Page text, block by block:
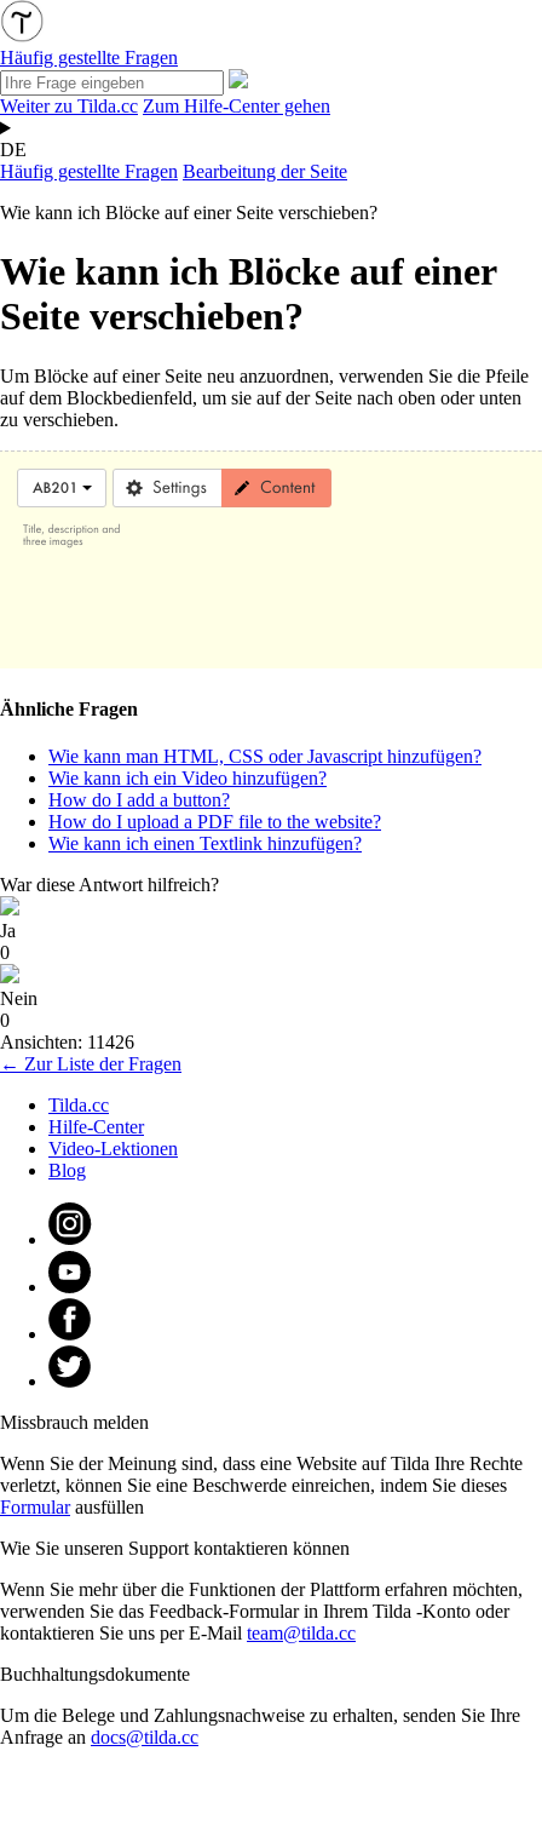
Häufig gestellte Fragen
Weiter zu Tilda.cc Zum Hilfe-Center gehen
DE
Häufig gestellte Fragen Bearbeitung der Seite
Wie kann ich Blöcke auf einer Seite verschieben?
Wie kann ich Blöcke auf einer
Seite verschieben?
Um Blöcke auf einer Seite neu anzuordnen, verwenden Sie die Pfeile
auf dem Blockbedienfeld, um sie auf der Seite nach oben oder unten
zu verschieben.
Ähnliche Fragen
Wie kann man HTML, CSS oder Javascript hinzufügen?
Wie kann ich ein Video hinzufügen?
How do I add a button?
How do I upload a PDF file to the website?
Wie kann ich einen Textlink hinzufügen?
War diese Antwort hilfreich?
Ja
0
Nein
0
Ansichten: 11426
← Zur Liste der Fragen
Tilda.cc
Hilfe-Center
Video-Lektionen
Blog
Missbrauch melden
Wenn Sie der Meinung sind, dass eine Website auf Tilda Ihre Rechte
verletzt, können Sie eine Beschwerde einreichen, indem Sie dieses
Formularausfüllen
Wie Sie unseren Support kontaktieren können
Wenn Sie mehr über die Funktionen der Plattform erfahren möchten,
verwenden Sie das Feedback-Formular in Ihrem Tilda -Konto oder
kontaktieren Sie uns per E-Mail team@tilda.cc
Buchhaltungsdokumente
Um die Belege und Zahlungsnachweise zu erhalten, senden Sie Ihre
Anfrage an docs@tilda.cc